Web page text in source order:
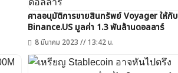
ศาลอนุมัติการขายสินทรัพย์ Voyager ให้กับ
Binance.US มูลค่า 1.3 พันล้านดอลลาร์
8 มีนาคม 2023 // 13:42 น.